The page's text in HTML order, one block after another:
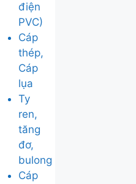
điện
PVC)
Cáp
thép,
Cáp
lụa
Ty
ren,
tăng
đơ,
bulong
Cáp